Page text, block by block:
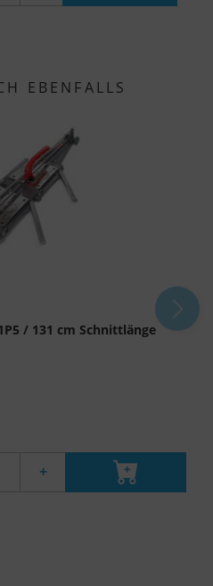
EBENFALLS
/ 131 cm Schnittlänge
+